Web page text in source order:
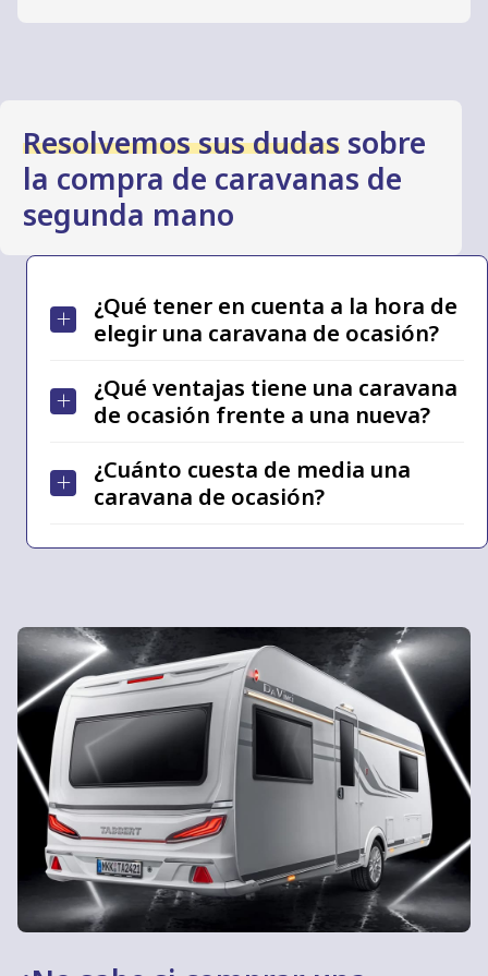
Resolvemos sus dudas sobre
la compra de caravanas de
segunda mano
¿Qué tener en cuenta a la hora de
elegir una caravana de ocasión?
¿Qué ventajas tiene una caravana
de ocasión frente a una nueva?
¿Cuánto cuesta de media una
caravana de ocasión?